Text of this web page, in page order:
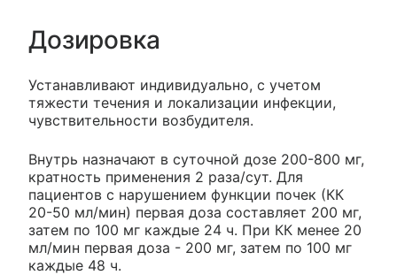
Дозировка
Устанавливают индивидуально, с учетом
тяжести течения и локализации инфекции,
чувствительности возбудителя.
Внутрь назначают в суточной дозе 200-800 мг,
кратность применения 2 раза/сут. Для
пациентов с нарушением функции почек (КК
20-50 мл/мин) первая доза составляет 200 мг,
затем по 100 мг каждые 24 ч. При КК менее 20
мл/мин первая доза - 200 мг, затем по 100 мг
каждые 48 ч.